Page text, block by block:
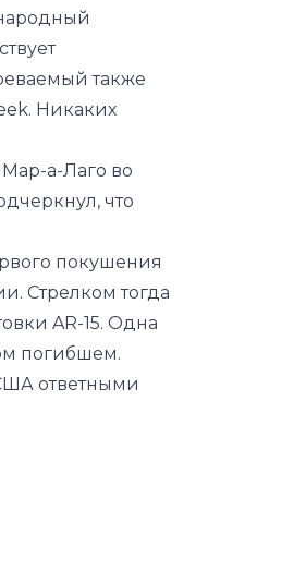
Никаких
а-Лаго во
что
покушения
Стрелком тогда
AR-15. Одна
погибшем.
ответными